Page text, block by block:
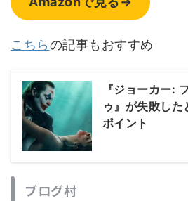
こちらの記事もおすすめ
『ジョーカー:
ゥ』が失敗し
ポイント
ブログ村